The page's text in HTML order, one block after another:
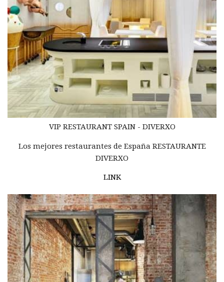
VIP RESTAURANT SPAIN - DIVERXO
Los mejores restaurantes de España RESTAURANTE
DIVERXO
LINK